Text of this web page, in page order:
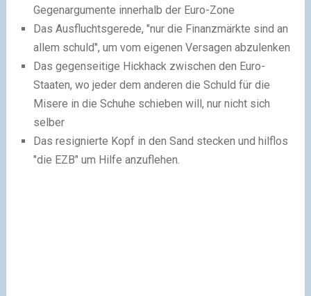
Gegenargumente innerhalb der Euro-Zone
Das Ausfluchtsgerede, "nur die Finanzmärkte sind an
allem schuld", um vom eigenen Versagen abzulenken
Das gegenseitige Hickhack zwischen den Euro-
Staaten, wo jeder dem anderen die Schuld für die
Misere in die Schuhe schieben will, nur nicht sich
selber
Das resignierte Kopf in den Sand stecken und hilflos
"die EZB" um Hilfe anzuflehen.